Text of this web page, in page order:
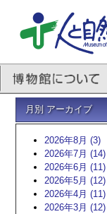
月別 アーカイブ
2026年8月 (3)
2026年7月 (14)
2026年6月 (11)
2026年5月 (12)
2026年4月 (11)
2026年3月 (12)